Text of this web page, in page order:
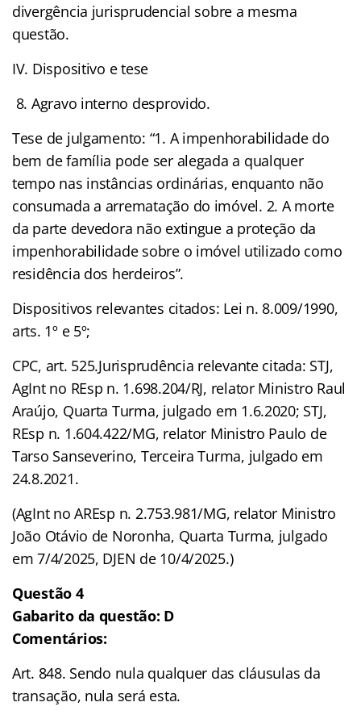
divergência jurisprudencial sobre a mesma
questão.
IV. Dispositivo e tese
8. Agravo interno desprovido.
Tese de julgamento: “1. A impenhorabilidade do
bem de família pode ser alegada a qualquer
tempo nas instâncias ordinárias, enquanto não
consumada a arrematação do imóvel. 2. A morte
da parte devedora não extingue a proteção da
impenhorabilidade sobre o imóvel utilizado como
residência dos herdeiros”.
Dispositivos relevantes citados: Lei n. 8.009/1990,
arts. 1º e 5º;
CPC, art. 525.Jurisprudência relevante citada: STJ,
AgInt no REsp n. 1.698.204/RJ, relator Ministro Raul
Araújo, Quarta Turma, julgado em 1.6.2020; STJ,
REsp n. 1.604.422/MG, relator Ministro Paulo de
Tarso Sanseverino, Terceira Turma, julgado em
24.8.2021.
(AgInt no AREsp n. 2.753.981/MG, relator Ministro
João Otávio de Noronha, Quarta Turma, julgado
em 7/4/2025, DJEN de 10/4/2025.)
Questão 4
Gabarito da questão: D
Comentários:
Art. 848. Sendo nula qualquer das cláusulas da
transação, nula será esta.